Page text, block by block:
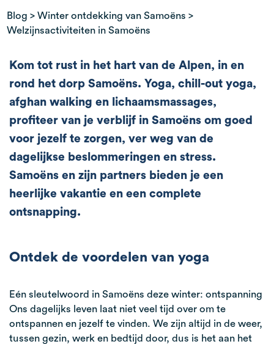
Blog >Winter ontdekking van Samoëns >
Welzijnsactiviteiten in Samoëns
Kom tot rust in het hart van de Alpen, in en
rond het dorp Samoëns. Yoga, chill-out yoga,
afghan walking en lichaamsmassages,
profiteer van je verblijf in Samoëns om goed
voor jezelf te zorgen, ver weg van de
dagelijkse beslommeringen en stress.
Samoëns en zijn partners bieden je een
heerlijke vakantie en een complete
ontsnapping.
Ontdek de voordelen van yoga
Eén sleutelwoord in Samoëns deze winter: ontspanning
Ons dagelijks leven laat niet veel tijd over om te
ontspannen en jezelf te vinden. We zijn altijd in de weer,
tussen gezin, werk en bedtijd door, dus is het aan het